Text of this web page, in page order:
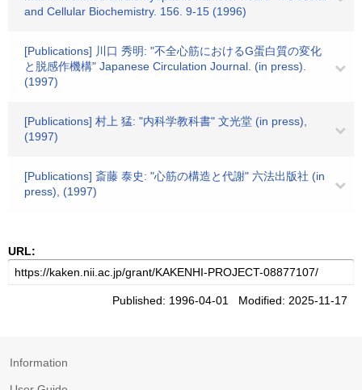
and Cellular Biochemistry. 156. 9-15 (1996)
[Publications] 川口 秀明: "不全心筋におけるG蛋白質の変化
と脱感作機構" Japanese Circulation Journal. (in press).
(1997)
[Publications] 村上 猛: "内科学教科書" 文光堂 (in press),
(1997)
[Publications] 斎藤 泰史: "心筋の構造と代謝" 六法出版社 (in
press), (1997)
URL:
Published: 1996-04-01 Modified: 2025-11-17
Information